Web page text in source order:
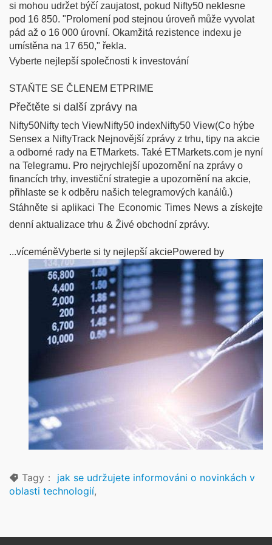
si mohou udržet býčí zaujatost, pokud Nifty50 neklesne
pod 16 850. "Prolomení pod stejnou úroveň může vyvolat
pád až o 16 000 úrovní. Okamžitá rezistence indexu je
umístěna na 17 650," řekla.
Vyberte nejlepší společnosti k investování
STAŇTE SE ČLENEM ETPRIME
Přečtěte si další zprávy na
Nifty50Nifty tech ViewNifty50 indexNifty50 View(Co hýbe
Sensex a NiftyTrack Nejnovější zprávy z trhu, tipy na akcie
a odborné rady na ETMarkets. Také ETMarkets.com je nyní
na Telegramu. Pro nejrychlejší upozornění na zprávy o
financích trhy, investiční strategie a upozornění na akcie,
přihlaste se k odběru našich telegramových kanálů.)
Stáhněte si aplikaci The Economic Times News a získejte
denní aktualizace trhu & Živé obchodní zprávy.
...víceméněVyberte si ty nejlepší akciePowered by
Tagy： jak se udržujete informováni o novinkách v
oblasti technologií,